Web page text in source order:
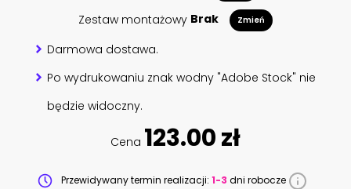
Zestaw montażowy Brak Zmień
Darmowa dostawa.
Po wydrukowaniu znak wodny "Adobe Stock" nie
będzie widoczny.
Cena 123.00 zł
Przewidywany termin realizacji: 1-3 dni robocze